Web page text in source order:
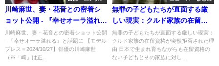
川崎麻世、妻・花音との密着シ
ョット公開 - 『幸せオーラ溢れ
る』と話題に
川崎麻世、妻・花音との密着ショット公開
- 『幸せオーラ溢れる』と話題に 【モデル
プレス＝2024/10/27】俳優の川崎麻世
（※「崎」は正...
無罪の子どもたちが直面する厳
しい現実：クルド家族の在留資
格が突然拒否された理由
無罪の子どもたちが直面する厳しい現実：
クルド家族の在留資格が突然拒否された理
由 日本で生まれ育ちながらも在留資格の
ない子どもとその家族に対し...